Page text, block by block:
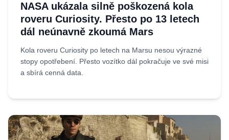
NASA ukázala silně poškozená kola
roveru Curiosity. Přesto po 13 letech
dál neúnavně zkoumá Mars
Kola roveru Curiosity po letech na Marsu nesou výrazné
stopy opotřebení. Přesto vozítko dál pokračuje ve své misi
a sbírá cenná data.